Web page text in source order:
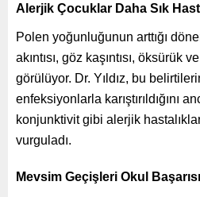
Alerjik Çocuklar Daha Sık
Polen yoğunluğunun arttığı
akıntısı, göz kaşıntısı, öksürük
görülüyor. Dr. Yıldız, bu
enfeksiyonlarla karıştırıldığını
konjunktivit gibi alerjik
vurguladı.
Mevsim Geçişleri Okul